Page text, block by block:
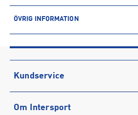
ÖVRIG INFORMATION
Produktnummer: 1527545
Leverantörens produktnummer: DH5750
Artikelnummer: 152754502-WHITE/BLACK
Tillverkaradress
Kundservice
Vanliga frågor & svar
Om Intersport